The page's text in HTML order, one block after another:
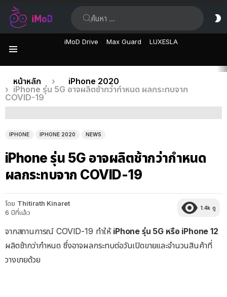
iMoD Drive Max Guard LUXESLA
เรื่อง
ล่าสุด
คุณอยู่ที่นี่:
หน้าหลัก
iPhone 2020
iPhone รุ่น 5G อาจผลิตช้ากว่ากำหนด ผลกระทบจาก
COVID-19
IPHONE IPHONE 2020 NEWS
iPhone รุ่น 5G อาจผลิตช้ากว่ากำหนด
ผลกระทบจาก COVID-19
โดย Thitirath Kinaret
6 ปีที่แล้ว
1.4k ดู
จากสถานการณ์ COVID-19 ทำให้iPhone รุ่น 5G หรือ iPhone 12
ผลิตช้ากว่ากำหนด ซึ่งอาจผลกระทบต่อวันเปิดขายและจำนวนสินค้าที่
วางขายด้วย